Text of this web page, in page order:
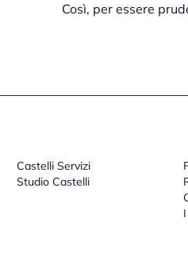
Così, per essere
Castelli Servizi
Studio Castelli